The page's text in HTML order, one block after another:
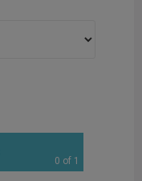
0 of 1